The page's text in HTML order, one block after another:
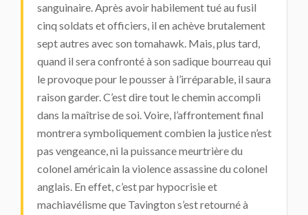
sanguinaire. Après avoir habilement tué au fusil
cinq soldats et officiers, il en achève brutalement
sept autres avec son tomahawk. Mais, plus tard,
quand il sera confronté à son sadique bourreau qui
le provoque pour le pousser à l’irréparable, il saura
raison garder. C’est dire tout le chemin accompli
dans la maîtrise de soi. Voire, l’affrontement final
montrera symboliquement combien la justice n’est
pas vengeance, ni la puissance meurtrière du
colonel américain la violence assassine du colonel
anglais. En effet, c’est par hypocrisie et
machiavélisme que Tavington s’est retourné à